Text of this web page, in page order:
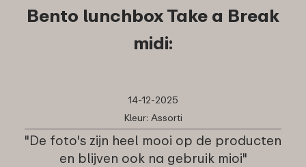
Bento lunchbox Take a Break
midi:
14-12-2025
Kleur: Assorti
"De foto's zijn heel mooi op de producten
en blijven ook na gebruik mioi"